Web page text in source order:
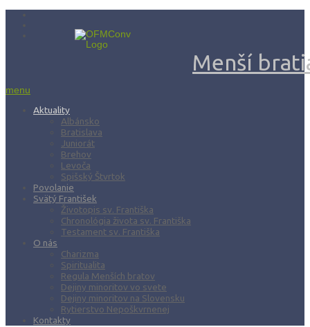
Menší
menu
Aktuality
Albánsko
Bratislava
Juniorát
Brehov
Levoča
Spišský Štvrtok
Povolanie
Svätý František
Životopis sv. Františka
Chronológia života sv. Františka
Testament sv. Františka
O nás
Charizma
Spiritualita
Regula Menších bratov
Dejiny minoritov vo svete
Dejiny minoritov na Slovensku
Rytierstvo Nepoškvrnenej
Kontakty